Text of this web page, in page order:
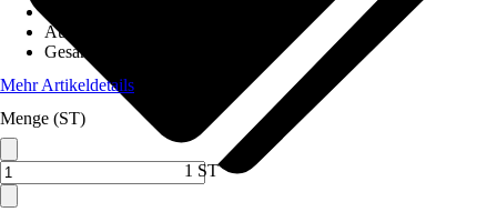
Ausführung
Gesamtlänge
Mehr Artikeldetails
Menge (ST)
1 ST